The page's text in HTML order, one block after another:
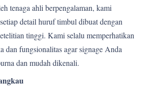
tenaga ahli berpengalaman, kami
detail huruf timbul dibuat dengan
tinggi. Kami selalu memperhatikan
dan fungsionalitas agar signage Anda
dan mudah dikenali.